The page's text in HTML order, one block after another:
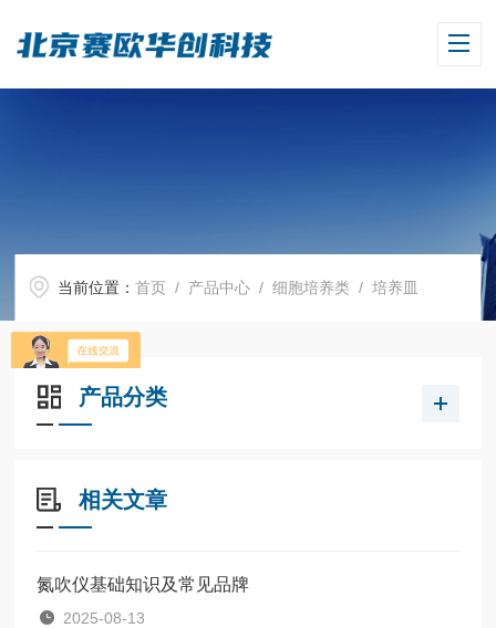
当前位置：首页 / 产品中心 /细胞培养类 /培养皿
产品分类
相关文章
氮吹仪基础知识及常见品牌
2025-08-13